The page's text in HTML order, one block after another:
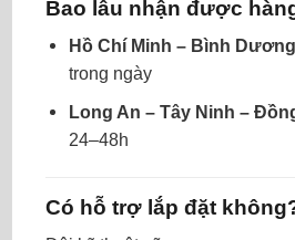
Bao lâu nhận được
Hồ Chí Minh – Bình
trong ngày
Long An – Tây Ninh –
24–48h
Có hỗ trợ lắp đặt